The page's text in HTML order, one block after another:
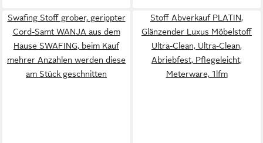
Swafing Stoff grober, gerippter
Cord-Samt WANJA aus dem
Hause SWAFING, beim Kauf
mehrer Anzahlen werden diese
am Stück geschnitten
Stoff Abverkauf PLATIN,
Glänzender Luxus Möbelstoff
Ultra-Clean, Ultra-Clean,
Abriebfest, Pflegeleicht,
Meterware, 1lfm